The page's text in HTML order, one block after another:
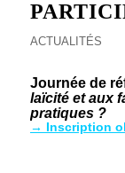
ACTUALITÉS
Journée de
laïcité et aux
pratiques ?
→ Inscription